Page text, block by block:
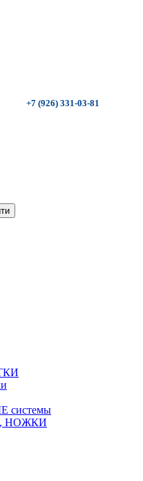
03-81
НОЖКИ